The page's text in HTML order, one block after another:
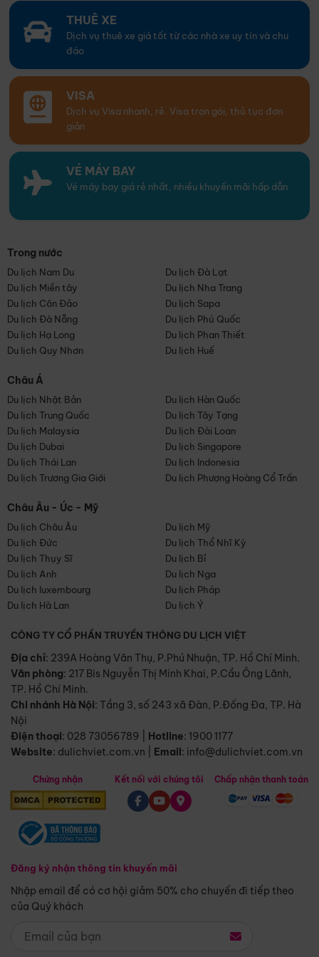
THUÊ XE
Dịch vụ thuê xe giá tốt từ các nhà xe uy tín và chu
đáo
VISA
Dịch vụ Visa nhanh, rẻ. Visa trọn gói, thủ tục đơn
giản
VÉ MÁY BAY
Vé máy bay giá rẻ nhất, nhiều khuyến mãi hấp dẫn
Trong nước
Du lịch Nam Du
Du lịch Đà Lạt
Du lịch Miền tây
Du lịch Nha Trang
Du lịch Côn Đảo
Du lịch Sapa
Du lịch Đà Nẵng
Du lịch Phú Quốc
Du lịch Hạ Long
Du lịch Phan Thiết
Du lịch Quy Nhơn
Du lịch Huế
Châu Á
Du lịch Nhật Bản
Du lịch Hàn Quốc
Du lịch Trung Quốc
Du lịch Tây Tạng
Du lịch Malaysia
Du lịch Đài Loan
Du lịch Dubai
Du lịch Singapore
Du lịch Thái Lan
Du lịch Indonesia
Du lịch Trương Gia Giới
Du lịch Phượng Hoàng Cổ Trấn
Châu Âu - Úc - Mỹ
Du lịch Châu Âu
Du lịch Mỹ
Du lịch Đức
Du lịch Thổ Nhĩ Kỳ
Du lịch Thụy Sĩ
Du lịch Bỉ
Du lịch Anh
Du lịch Nga
Du lịch luxembourg
Du lịch Pháp
Du lịch Hà Lan
Du lịch Ý
CÔNG TY CỔ PHẦN TRUYỀN THÔNG DU LỊCH VIỆT
Địa chỉ: 239A Hoàng Văn Thụ, P.Phú Nhuận, TP. Hồ Chí Minh.
Văn phòng: 217 Bis Nguyễn Thị Minh Khai, P.Cầu Ông Lãnh,
TP. Hồ Chí Minh.
Chi nhánh Hà Nội: Tầng 3, số 243 xã Đàn, P.Đống Đa, TP. Hà
Nội
Điện thoại: 028 73056789 Hotline: 1900 1177
Website: dulichviet.com.vn Email: info@dulichviet.com.vn
Chứng nhận
Đăng ký nhận thông tin khuyến mãi
Nhập email để có cơ hội giảm 50% cho chuyến đi tiếp theo
của Quý khách
Kết nối với chúng tôi Chấp nhận thanh toán